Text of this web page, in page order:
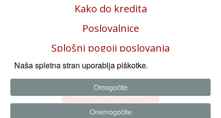
Kako do kredita
Poslovalnice
Splošni pogoji poslovanja
Cenik storitev
VLOGA ZA KREDIT
Naša spletna stran uporablja piškotke.
Omogočite
Onemogočite